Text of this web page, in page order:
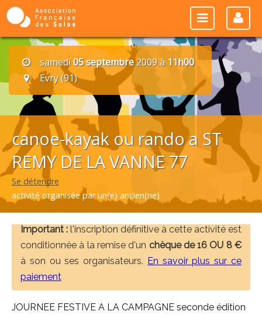
samedi05 septembre2009 à 11h00
Evry (91)
canoe-kayak ou rando a ST
REMY DE LA VANNE 77
Se détendre
activité organisée par un(e) ancien(ne)
Important : l'inscription définitive à cette activité est
conditionnée à la remise d'un chèque de 16 OU 8 €
à son ou ses organisateurs. En savoir plus sur ce
paiement
JOURNEE FESTIVE A LA CAMPAGNE seconde édition